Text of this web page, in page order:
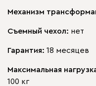
Механизм
Съемный чехол: нет
Гарантия: 18 месяцев
Максимальная
100 кг